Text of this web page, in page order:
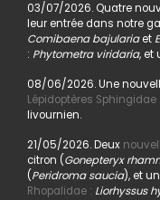
03/07/2026. Quatre
leur entrée dans notre
Comibaena bajulariaet
: Phytometra viridaria, et
08/06/2026. Une
Lépidoptères Sphingidae:
livournien.
21/05/2026. Deux
citron (Gonepteryx
(Peridroma saucia), et
Rhopalidae : Liorhyssus